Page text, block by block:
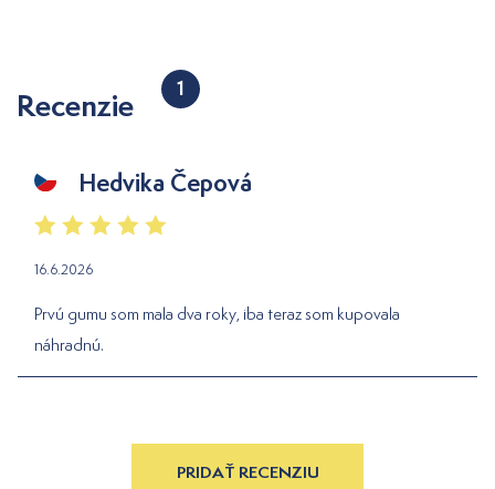
Recenzie 1
Hedvika Čepová
16.6.2026
Prvú gumu som mala dva roky, iba teraz som kupovala
náhradnú.
PRIDAŤ RECENZIU